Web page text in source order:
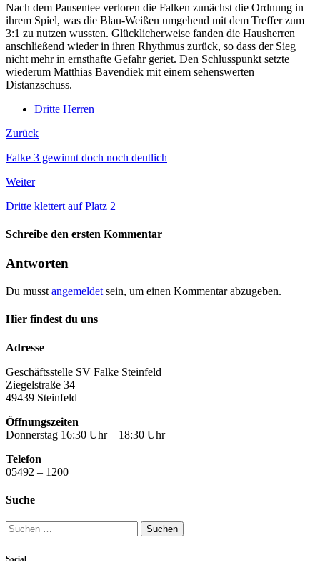
Nach dem Pausentee verloren die Falken zunächst die Ordnung in
ihrem Spiel, was die Blau-Weißen umgehend mit dem Treffer zum
3:1 zu nutzen wussten. Glücklicherweise fanden die Hausherren
anschließend wieder in ihren Rhythmus zurück, so dass der Sieg
nicht mehr in ernsthafte Gefahr geriet. Den Schlusspunkt setzte
wiederum Matthias Bavendiek mit einem sehenswerten
Distanzschuss.
Dritte Herren
Zurück
Falke 3 gewinnt doch noch deutlich
Weiter
Dritte klettert auf Platz 2
Schreibe den ersten Kommentar
Antworten
Du musst angemeldet sein, um einen Kommentar abzugeben.
Hier findest du uns
Adresse
Geschäftsstelle SV Falke Steinfeld
Ziegelstraße 34
49439 Steinfeld
Öffnungszeiten
Donnerstag 16:30 Uhr – 18:30 Uhr
Telefon
05492 – 1200
Suche
Suchen
nach:
Social